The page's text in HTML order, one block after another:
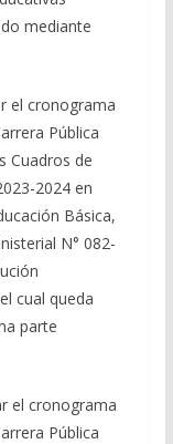
mediante
el cronograma
Pública
Cuadros de
2024 en
Básica,
N° 082-
cual queda
parte
el cronograma
Pública